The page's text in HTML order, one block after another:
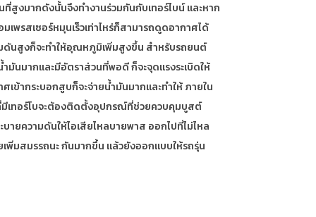
สูงมากดังนั้นจึงทำงานร่วมกันกับเทอร์ไบน์ และหาก
พรสเซอร์หมุนเร็วเท่าไหร่ก็สามารถดูดอากาศได้
มดันสูงก็จะทำให้อุณหภูมิเพิ่มสูงขึ้น สำหรับรถยนต์
มันมากและมีอัตราส่วนที่พอดี ก็จะจุดแรงระเบิดให้
ข้ากระบอกสูบก็จะจ่ายน้ำมันมากและทำให้ ภายใน
มีเทอร์โบจะต้องติดตั้งอุปกรณ์ที่ช่วยควบคุมบูสต์
ายความดันให้ไอเสียไหลบายพาส ออกไปที่ไม่ไหล
พิ่มสมรรถนะ กันมากขึ้น แล้วยังออกแบบให้รถรุ่น